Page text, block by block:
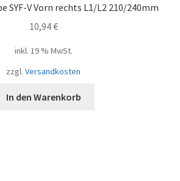
SYF-V Vorn rechts L1/L2 210/240mm
10,94€
inkl. 19 % MwSt.
zzgl. Versandkosten
In den Warenkorb